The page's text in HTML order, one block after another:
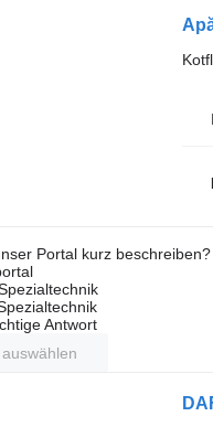
Portal kurz beschreiben?
Antwort